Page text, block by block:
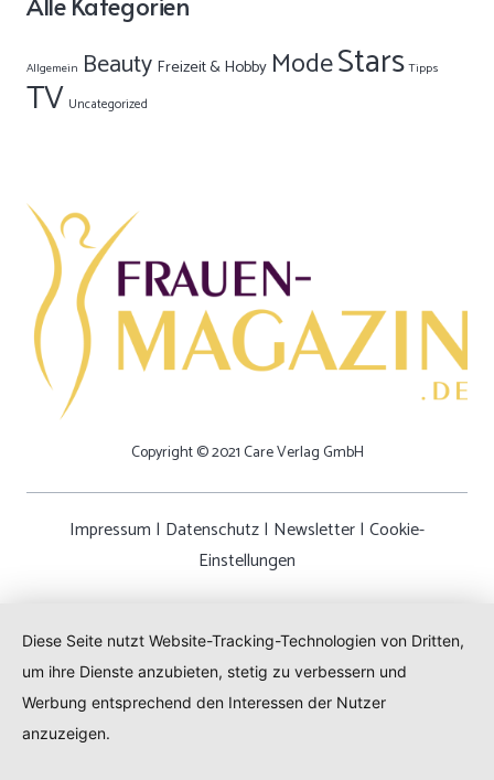
Allgemein Beauty Freizeit & Hobby ModeStars Tipps
TV Uncategorized
Copyright © 2021 Care Verlag GmbH
Impressum | Datenschutz| Newsletter| Cookie-
Einstellungen
Diese Seite nutzt Website-Tracking-Technologien von Dritten,
um ihre Dienste anzubieten, stetig zu verbessern und
Werbung entsprechend den Interessen der Nutzer
anzuzeigen.